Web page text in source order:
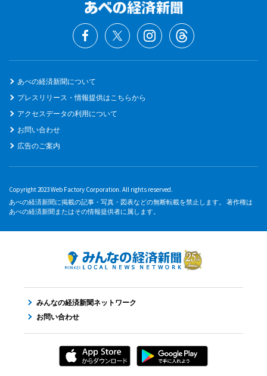
あべの経済新聞について
プレスリリース・情報提供はこちらから
アクセスデータの利用について
お問い合わせ
広告のご案内
Copyright 2023 Web Factory Corporation. All rights reserved.
あべの経済新聞に掲載の記事・写真・図表などの無断転載を禁止します。 著作権は
あべの経済新聞またはその情報提供者に属します。
みんなの経済新聞ネットワーク
お問い合わせ